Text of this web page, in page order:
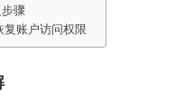
骤
账户访问权限